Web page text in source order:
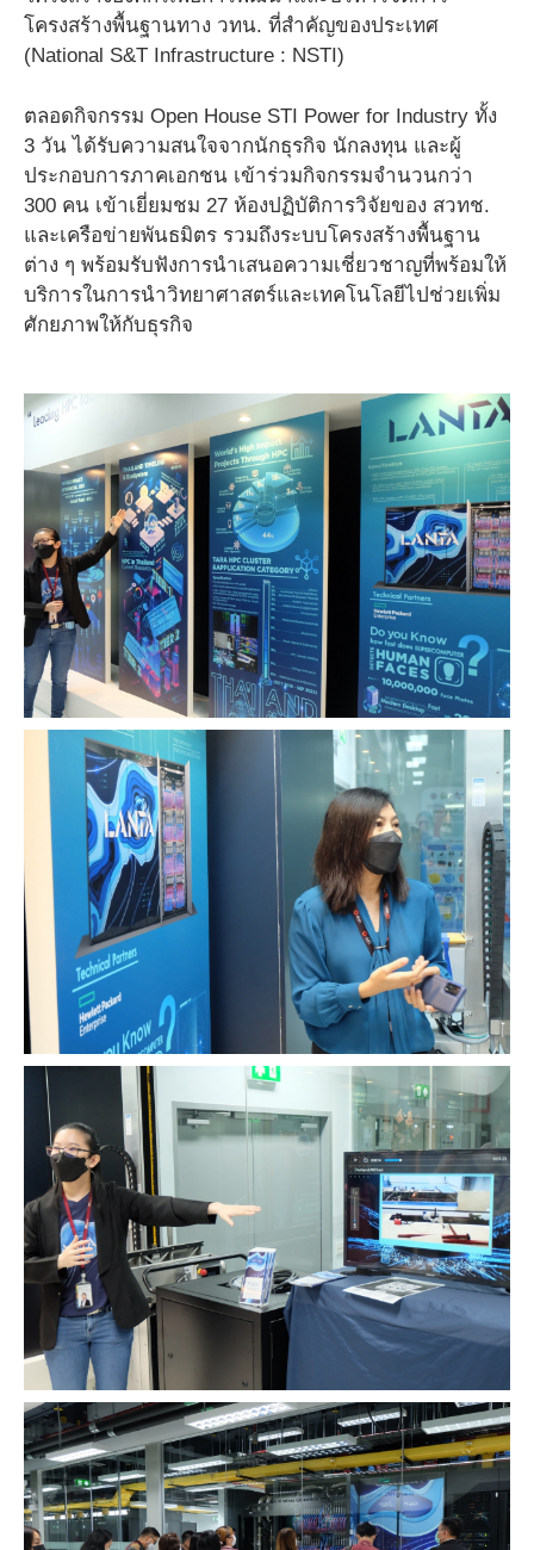
โครงสร้างพื้นฐานทาง วทน. ที่สำคัญของประเทศ
(National S&T Infrastructure : NSTI)
ตลอดกิจกรรม Open House STI Power for Industry ทั้ง
3 วัน ได้รับความสนใจจากนักธุรกิจ นักลงทุน และผู้
ประกอบการภาคเอกชน เข้าร่วมกิจกรรมจำนวนกว่า
300 คน เข้าเยี่ยมชม 27 ห้องปฏิบัติการวิจัยของ สวทช.
และเครือข่ายพันธมิตร รวมถึงระบบโครงสร้างพื้นฐาน
ต่าง ๆ พร้อมรับฟังการนำเสนอความเชี่ยวชาญที่พร้อมให้
บริการในการนำวิทยาศาสตร์และเทคโนโลยีไปช่วยเพิ่ม
ศักยภาพให้กับธุรกิจ